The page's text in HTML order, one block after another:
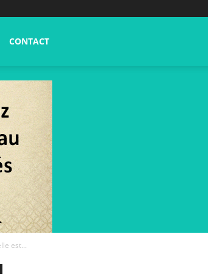
CONTACT
est...